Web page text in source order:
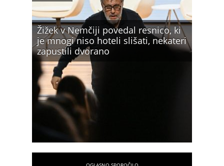
Žižek v Nemčiji povedal resnico, ki
je mnogi niso hoteli slišati, nekateri
zapustili dvorano